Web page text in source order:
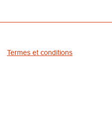
Termes et conditions